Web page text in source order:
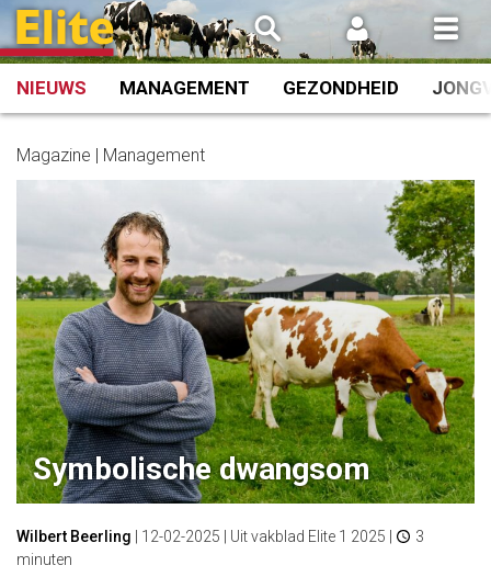
Spring
naar
inhoud
NIEUWS MANAGEMENT GEZONDHEID
Magazine | Management
Symbolische dwangsom
Wilbert Beerling 12-02-2025 | Uit vakblad Elite 1 2025 |
3
minuten